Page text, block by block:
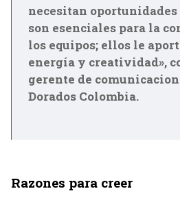
necesitan
son esenciales para la
los equipos; ellos le
energía y creatividad»,
gerente de
Dorados Colombia.
Razones para creer